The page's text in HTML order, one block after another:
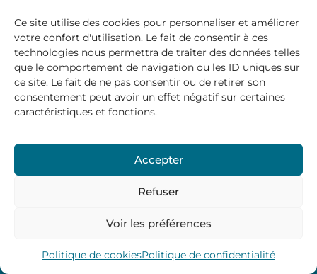
Ce site utilise des cookies pour personnaliser et améliorer
votre confort d'utilisation. Le fait de consentir à ces
technologies nous permettra de traiter des données telles
que le comportement de navigation ou les ID uniques sur
ce site. Le fait de ne pas consentir ou de retirer son
consentement peut avoir un effet négatif sur certaines
caractéristiques et fonctions.
Accepter
Refuser
Voir les préférences
Politique de cookiesPolitique de confidentialité
A propos
Site officiel de la Communauté de Communes
Marche et Combraille en Aquitaine
Horaires d’ouverture :
9:00 – 12:00 / 14:00 – 17:00
Vendredi: 9:00 – 12:00
Mentions Légales–Politique des cookies
Marche et Combraille